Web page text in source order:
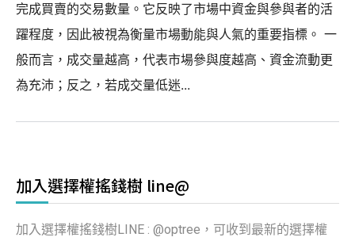
完成買賣的交易數量。它反映了市場中資金與參與者的活
躍程度，因此被視為衡量市場動能與人氣的重要指標。 一
般而言，成交量越高，代表市場參與度越高、資金流動更
為充沛；反之，若成交量低迷...
加入選擇權搖錢樹 line@
加入選擇權搖錢樹LINE : @optree，可收到最新的選擇權